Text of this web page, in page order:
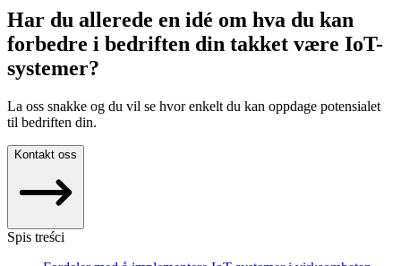
Har du allerede en idé om hva du kan
forbedre i bedriften din takket være IoT-
systemer?
La oss snakke og du vil se hvor enkelt du kan oppdage potensialet
til bedriften din.
Kontakt oss
Spis treści